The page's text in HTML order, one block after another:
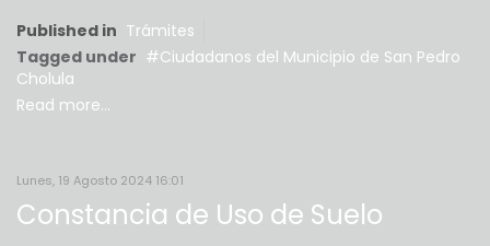
Published in Trámites
Tagged under
Ciudadanos del Municipio de San Pedro
Cholula
Read more...
Lunes, 19 Agosto 2024 16:01
Constancia de Uso de Suelo